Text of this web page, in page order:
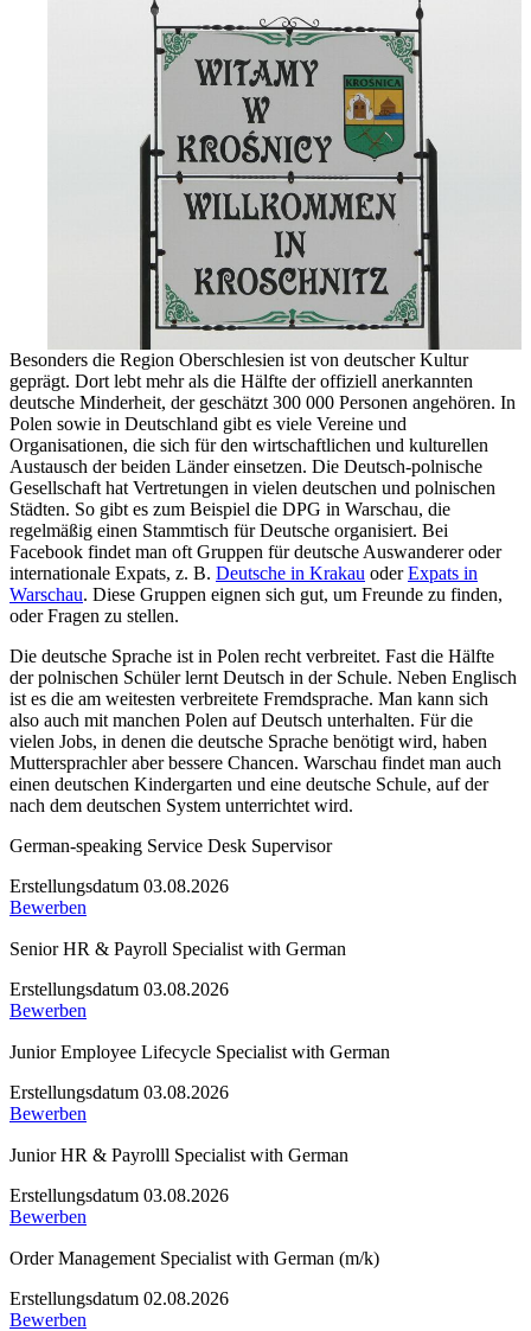
Besonders die Region Oberschlesien ist von deutscher Kultur
geprägt. Dort lebt mehr als die Hälfte der offiziell anerkannten
deutsche Minderheit, der geschätzt 300 000 Personen angehören. In
Polen sowie in Deutschland gibt es viele Vereine und
Organisationen, die sich für den wirtschaftlichen und kulturellen
Austausch der beiden Länder einsetzen. Die Deutsch-polnische
Gesellschaft hat Vertretungen in vielen deutschen und polnischen
Städten. So gibt es zum Beispiel die DPG in Warschau, die
regelmäßig einen Stammtisch für Deutsche organisiert. Bei
Facebook findet man oft Gruppen für deutsche Auswanderer oder
internationale Expats, z. B. Deutsche in Krakau oderExpats in
Warschau. Diese Gruppen eignen sich gut, um Freunde zu finden,
oder Fragen zu stellen.
Die deutsche Sprache ist in Polen recht verbreitet. Fast die Hälfte
der polnischen Schüler lernt Deutsch in der Schule. Neben Englisch
ist es die am weitesten verbreitete Fremdsprache. Man kann sich
also auch mit manchen Polen auf Deutsch unterhalten. Für die
vielen Jobs, in denen die deutsche Sprache benötigt wird, haben
Muttersprachler aber bessere Chancen. Warschau findet man auch
einen deutschen Kindergarten und eine deutsche Schule, auf der
nach dem deutschen System unterrichtet wird.
German-speaking Service Desk Supervisor
Erstellungsdatum 03.08.2026
Bewerben
Senior HR & Payroll Specialist with German
Erstellungsdatum 03.08.2026
Bewerben
Junior Employee Lifecycle Specialist with German
Erstellungsdatum 03.08.2026
Bewerben
Junior HR & Payrolll Specialist with German
Erstellungsdatum 03.08.2026
Bewerben
Order Management Specialist with German (m/k)
Erstellungsdatum 02.08.2026
Bewerben